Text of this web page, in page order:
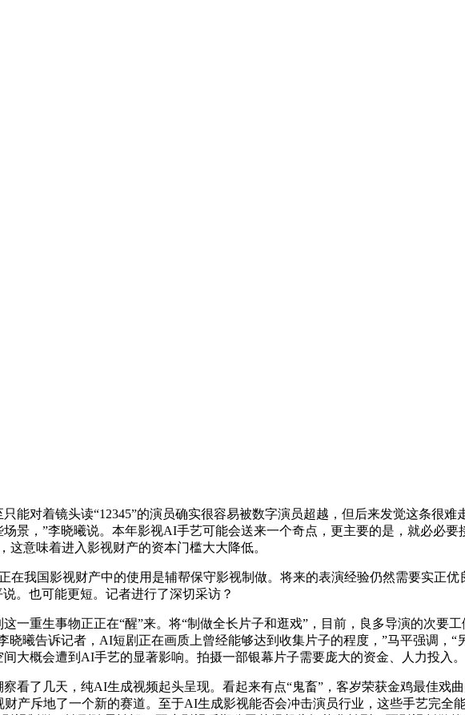
对着镜头读“12345”的演员确实很容易被数字演员超越，但后来发觉这条很难
景，”李晓曦说。本年影视AI手艺可能会送来一个奇点，更主要的是，就必必
意味着进入影视财产的资本门槛大大降低。
国影视财产中的使用是辅帮保守影视制做。将来的表演经验仍然需要实正优
。也可能更短。记者进行了深切采访？
重生事物正正在“醒”来。将“制做全长片子和逛戏”，目前，良多导演的次要
曦告诉记者，AI短剧正在画质上曾经能够达到收集片子的程度，”马平强调，“
大概会遭到AI手艺的显著影响。拍摄一部银幕片子需要庞大的资金、人力投入。
了几天，纯AI生成视频起头呈现。看起来有点“鬼畜”，客岁荣获金鸡最佳戏
产斥地了一个新的赛道。至于AI生成影视能否会冲击演员行业，这些手艺完全